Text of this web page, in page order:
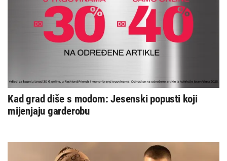
Kad grad diše s modom: Jesenski popusti koji
mijenjaju garderobu